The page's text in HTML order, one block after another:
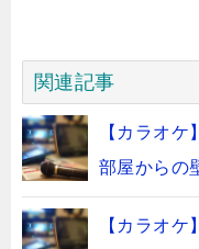
関連記事
【カラオ
部屋からの
【カラオ